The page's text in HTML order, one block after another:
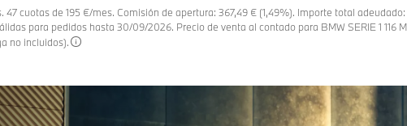
cuotas de 195 €/mes. Comisión de apertura: 367,49 € (1,49%). Importe total
para pedidos hasta 30/09/2026. Precio de venta al contado para BMW SERIE 1 116
no incluidos).